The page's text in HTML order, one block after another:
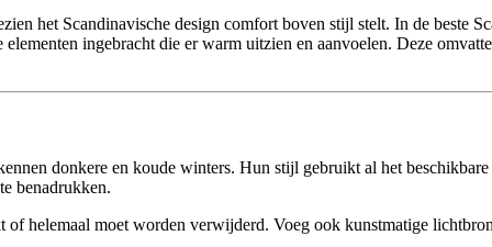
het Scandinavische design comfort boven stijl stelt. In de beste
ingebracht die er warm uitzien en aanvoelen. Deze
donkere en koude winters. Hun stijl gebruikt al het
benadrukken.
helemaal moet worden verwijderd. Voeg ook kunstmatige